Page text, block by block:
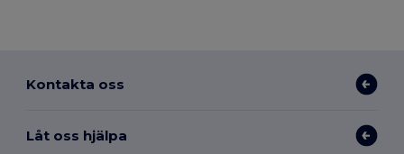
Kontakta oss
Låt oss hjälpa